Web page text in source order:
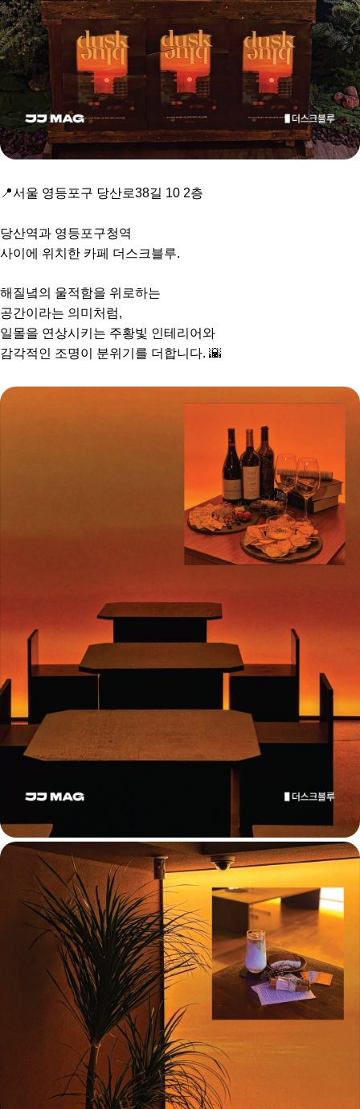
📍서울 영등포구 당산로38길 10 2층
당산역과 영등포구청역
사이에 위치한 카페 더스크블루.
해질녘의 울적함을 위로하는
공간이라는 의미처럼,
일몰을 연상시키는 주황빛 인테리어와
감각적인 조명이 분위기를 더합니다. 🌇